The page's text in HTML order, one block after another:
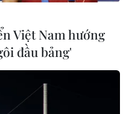
Việt Nam hướng
đầu bảng'